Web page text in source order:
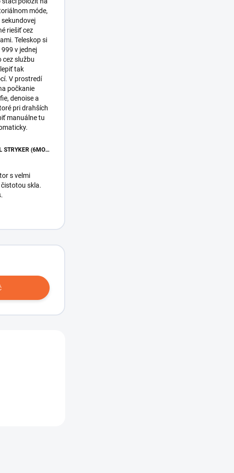
móde,
sekundovej
riešiť cez
Teleskop si
v jednej
cez službu
tak
V prostredí
počkanie
denoise a
pri drahších
manuálne tu
KOLIMÁTOR DELTA OPTICAL STRYKER (6MOA)
s velmi
skla.